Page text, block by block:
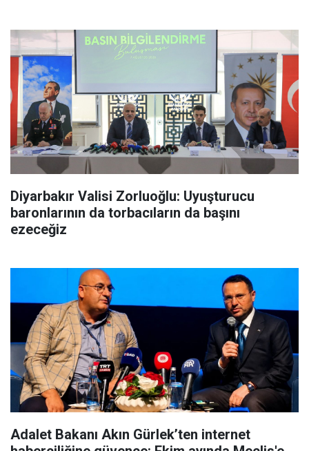
Diyarbakır Valisi Zorluoğlu: Uyuşturucu
baronlarının da torbacıların da başını
ezeceğiz
Adalet Bakanı Akın Gürlek’ten internet